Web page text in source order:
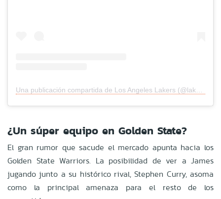
¿Un súper equipo en Golden State?
El gran rumor que sacude el mercado apunta hacia los
Golden State Warriors. La posibilidad de ver a James
jugando junto a su histórico rival, Stephen Curry, asoma
como la principal amenaza para el resto de los